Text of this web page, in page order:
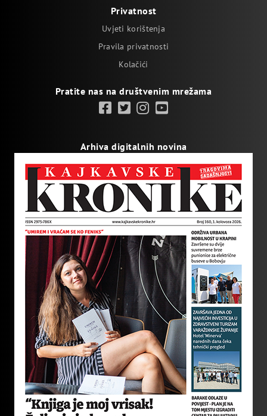
Privatnost
Uvjeti korištenja
Pravila privatnosti
Kolačići
Pratite nas na društvenim mrežama
Arhiva digitalnih novina